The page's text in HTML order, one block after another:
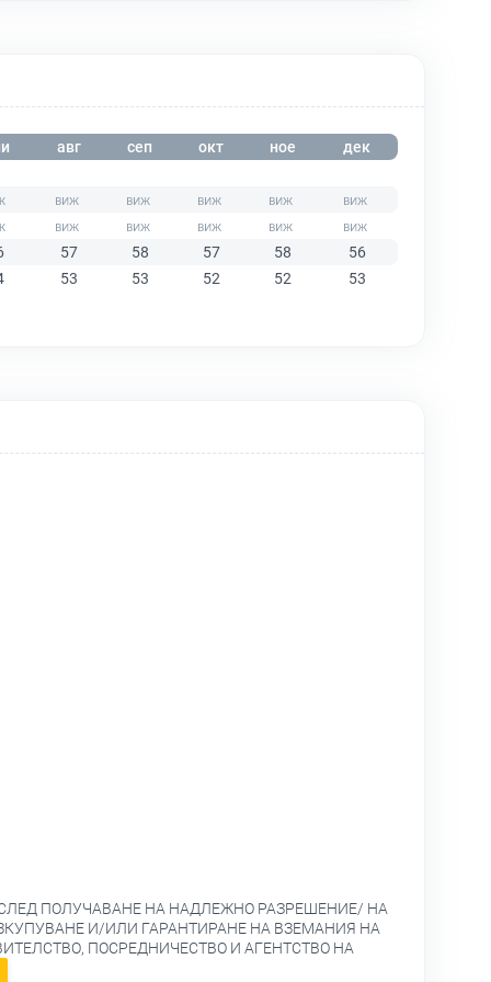
авг сеп окт ное дек
57 58 57 58
56
53 53 52 52 53
ПОЛУЧАВАНЕ НА НАДЛЕЖНО РАЗРЕШЕНИЕ/ НА
И/ИЛИ ГАРАНТИРАНЕ НА ВЗЕМАНИЯ НА
ПОСРЕДНИЧЕСТВО И АГЕНТСТВО НА